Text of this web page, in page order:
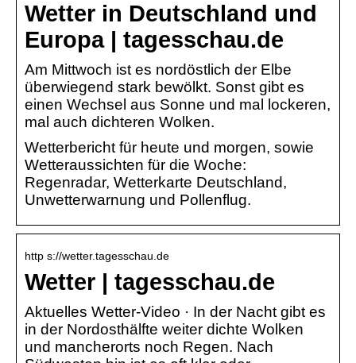
Wetter in Deutschland und
Europa | tagesschau.de
Am Mittwoch ist es nordöstlich der Elbe
überwiegend stark bewölkt. Sonst gibt es
einen Wechsel aus Sonne und mal lockeren,
mal auch dichteren Wolken.
Wetterbericht für heute und morgen, sowie
Wetteraussichten für die Woche:
Regenradar, Wetterkarte Deutschland,
Unwetterwarnung und Pollenflug.
http s://wetter.tagesschau.de
Wetter | tagesschau.de
Aktuelles Wetter-Video · In der Nacht gibt es
in der Nordosthälfte weiter dichte Wolken
und mancherorts noch Regen. Nach